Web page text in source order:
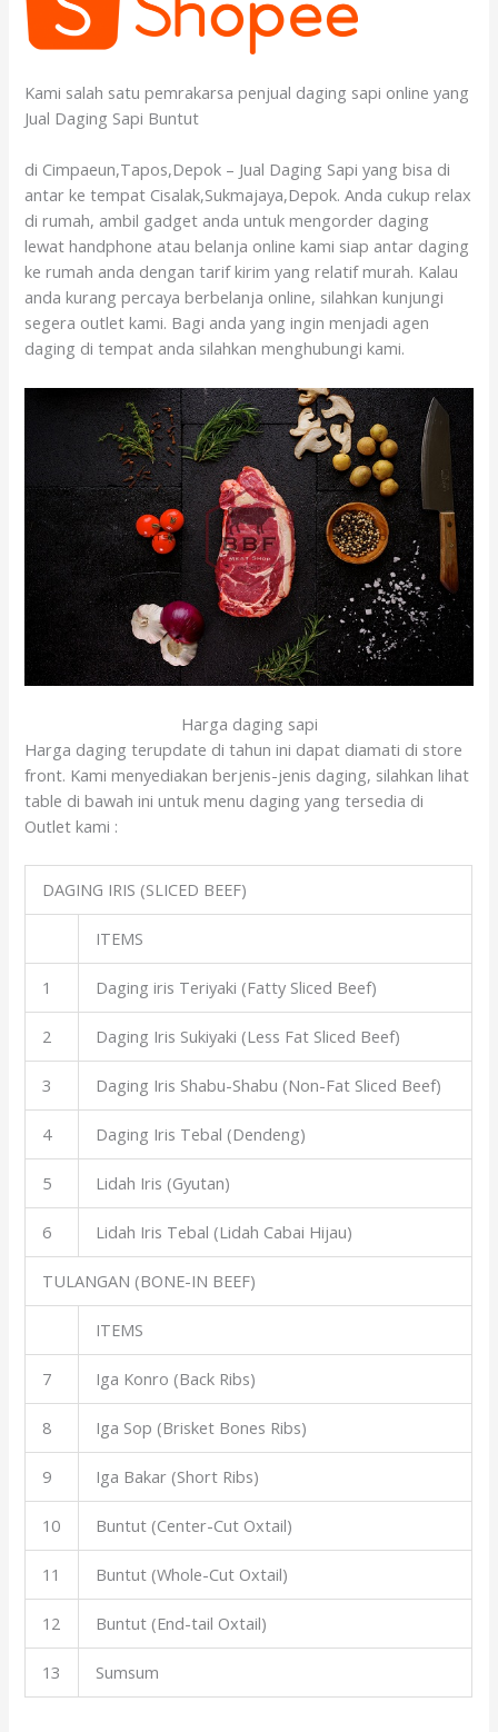
Kami salah satu pemrakarsa penjual daging sapi online yang
Jual Daging Sapi Buntut
di Cimpaeun,Tapos,Depok – Jual Daging Sapi yang bisa di
antar ke tempat Cisalak,Sukmajaya,Depok. Anda cukup relax
di rumah, ambil gadget anda untuk mengorder daging
lewat handphone atau belanja online kami siap antar daging
ke rumah anda dengan tarif kirim yang relatif murah. Kalau
anda kurang percaya berbelanja online, silahkan kunjungi
segera outlet kami. Bagi anda yang ingin menjadi agen
daging di tempat anda silahkan menghubungi kami.
Harga daging sapi
Harga daging terupdate di tahun ini dapat diamati di store
front. Kami menyediakan berjenis-jenis daging, silahkan lihat
table di bawah ini untuk menu daging yang tersedia di
Outlet kami :
DAGING IRIS (SLICED BEEF)
ITEMS
1 Daging iris Teriyaki (Fatty Sliced Beef)
2 Daging Iris Sukiyaki (Less Fat Sliced Beef)
3 Daging Iris Shabu-Shabu (Non-Fat Sliced Beef)
4 Daging Iris Tebal (Dendeng)
5 Lidah Iris (Gyutan)
6 Lidah Iris Tebal (Lidah Cabai Hijau)
TULANGAN (BONE-IN BEEF)
ITEMS
7 Iga Konro (Back Ribs)
8 Iga Sop (Brisket Bones Ribs)
9 Iga Bakar (Short Ribs)
10 Buntut (Center-Cut Oxtail)
11 Buntut (Whole-Cut Oxtail)
12 Buntut (End-tail Oxtail)
13 Sumsum